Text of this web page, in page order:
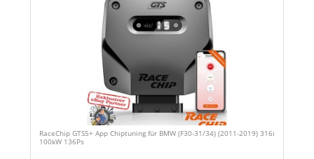
RaceChip GTS5+ App Chiptuning für BMW (F30-31/34) (2011-2019) 316i
100kW 136Ps